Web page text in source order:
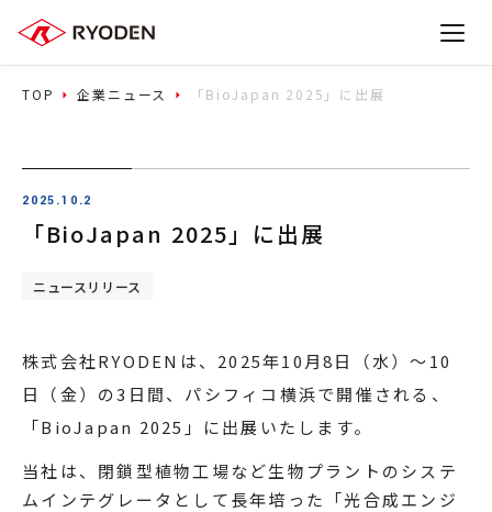
TOP 企業ニュース 「BioJapan 2025」に出展
2025.10.2
「BioJapan 2025」に出展
ニュースリリース
株式会社RYODENは、2025年10月8日（水）～10
日（金）の3日間、パシフィコ横浜で開催される、
「BioJapan 2025」に出展いたします。
当社は、閉鎖型植物工場など生物プラントのシステ
ムインテグレータとして長年培った「光合成エンジ